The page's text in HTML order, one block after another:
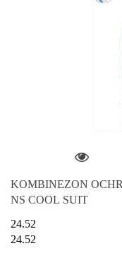
KOMBINEZON
NS COOL SUIT
24.52
24.52